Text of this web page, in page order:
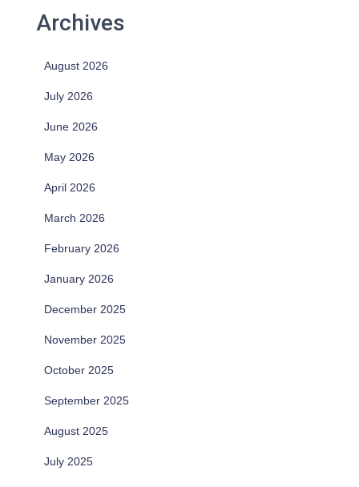
Archives
August 2026
July 2026
June 2026
May 2026
April 2026
March 2026
February 2026
January 2026
December 2025
November 2025
October 2025
September 2025
August 2025
July 2025